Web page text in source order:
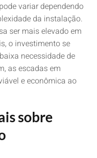
variar dependendo
da instalação.
ser mais elevado em
o investimento se
necessidade de
as escadas em
e econômica ao
sobre